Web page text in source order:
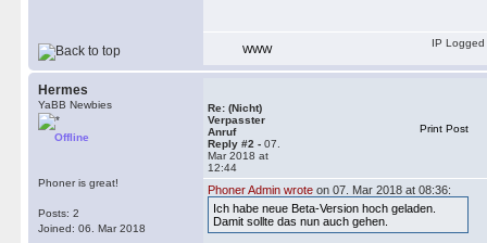
WWW
IP Logged
Hermes
YaBB Newbies
Offline
Phoner is great!
Posts: 2
Joined: 06. Mar 2018
Re: (Nicht)
Verpasster
Anruf
Reply #2 - 07.
Mar 2018 at
12:44
Print Post
Phoner Admin wrote on 07. Mar 2018 at 08:36:
Ich habe neue Beta-Version hoch geladen.
Damit sollte das nun auch gehen.